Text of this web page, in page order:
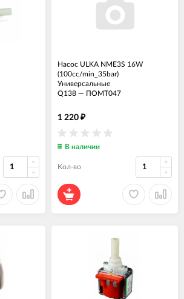
Насос ULKA NME3S 16W
(100cc/min_35bar)
Универсальные
Q138 — ПОМТ047
1 220 ₽
В наличии
Кол-во